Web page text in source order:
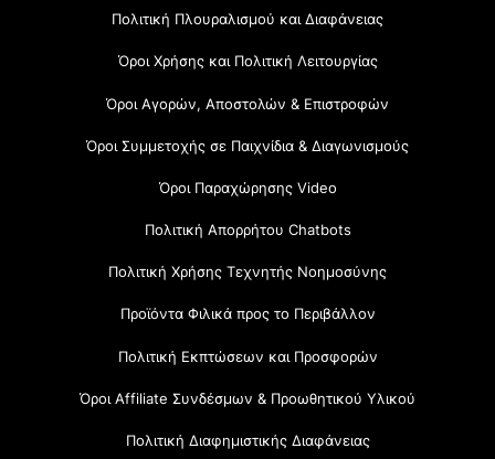
Πολιτική Πλουραλισμού και Διαφάνειας
Όροι Χρήσης και Πολιτική Λειτουργίας
Όροι Αγορών, Αποστολών & Επιστροφών
Όροι Συμμετοχής σε Παιχνίδια & Διαγωνισμούς
Όροι Παραχώρησης Video
Πολιτική Απορρήτου Chatbots
Πολιτική Χρήσης Τεχνητής Νοημοσύνης
Προϊόντα Φιλικά προς το Περιβάλλον
Πολιτική Εκπτώσεων και Προσφορών
Όροι Affiliate Συνδέσμων & Προωθητικού Υλικού
Πολιτική Διαφημιστικής Διαφάνειας